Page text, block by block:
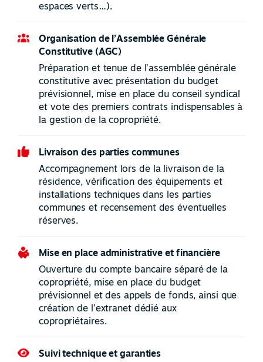
espaces verts…).
Organisation de l’Assemblée Générale
Constitutive (AGC)
Préparation et tenue de l’assemblée générale
constitutive avec présentation du budget
prévisionnel, mise en place du conseil syndical
et vote des premiers contrats indispensables à
la gestion de la copropriété.
Livraison des parties communes
Accompagnement lors de la livraison de la
résidence, vérification des équipements et
installations techniques dans les parties
communes et recensement des éventuelles
réserves.
Mise en place administrative et financière
Ouverture du compte bancaire séparé de la
copropriété, mise en place du budget
prévisionnel et des appels de fonds, ainsi que
création de l’extranet dédié aux
copropriétaires.
Suivi technique et garanties